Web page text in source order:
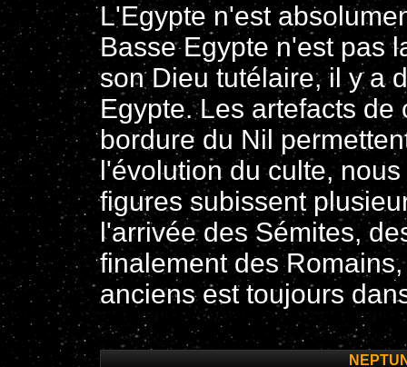
L'Egypte n'est
Basse Egypte n'est pas
son Dieu tutélaire, il y a
Egypte. Les artefacts
bordure du Nil
l'évolution du culte,
figures subissent
l'arrivée des Sémites,
finalement des
anciens est toujours